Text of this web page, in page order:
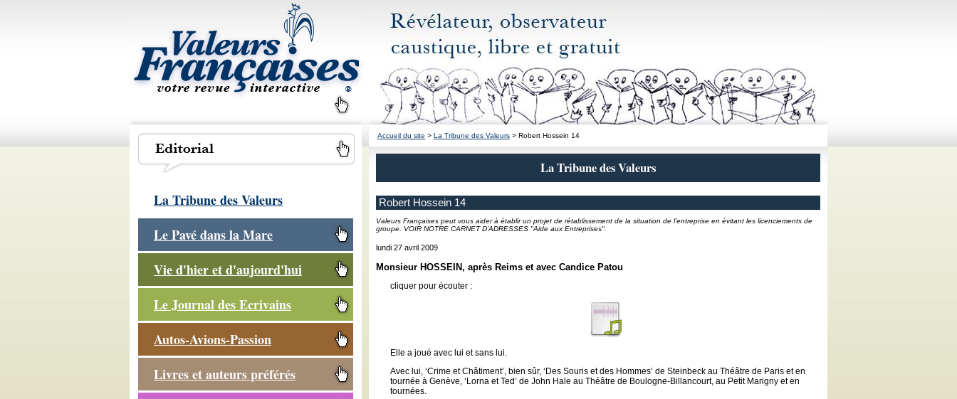
La Tribune des Valeurs
Le Pavé dans la Mare
Vie d'hier et d'aujourd'hui
Le Journal des Ecrivains
Autos-Avions-Passion
Livres et auteurs préférés
Accueil du site > La Tribune des Valeurs > Robert Hossein 14
La Tribune des Valeurs
Robert Hossein 14
Valeurs Françaises peut vous aider à établir un projet de rétablissement de la situation de l’entreprise en évitant les licenciements de
groupe. VOIR NOTRE CARNET D’ADRESSES "Aide aux Entreprises".
lundi 27 avril 2009
Monsieur HOSSEIN, après Reims et avec Candice Patou
cliquer pour écouter :
Elle a joué avec lui et sans lui.
Avec lui, ‘Crime et Châtiment’, bien sûr, ‘Des Souris et des Hommes’ de Steinbeck au Théâtre de Paris et en
tournée à Genève, ‘Lorna et Ted’ de John Hale au Théâtre de Boulogne-Billancourt, au Petit Marigny et en
tournées.